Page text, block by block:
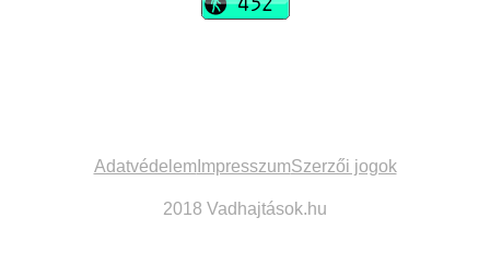
AdatvédelemImpresszumSzerzői jogok
2018 Vadhajtások.hu